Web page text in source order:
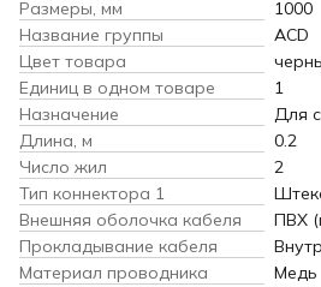
Размеры, мм
1000
Название группы
ACD
Цвет товара
Единиц в одном товаре
1
Назначение
Для
Длина, м
0.2
Число жил
2
Тип коннектора 1
Внешняя оболочка кабеля
ПВХ
Прокладывание кабеля
Материал проводника
Медь